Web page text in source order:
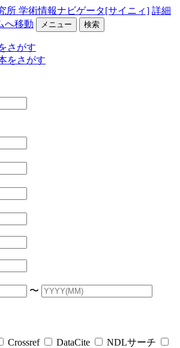
所 学術情報ナビゲータ[サイニィ] 詳細
へ移動 メニュー 検索
さがす
をさがす
〜
Crossref DataCite
NDLサーチ